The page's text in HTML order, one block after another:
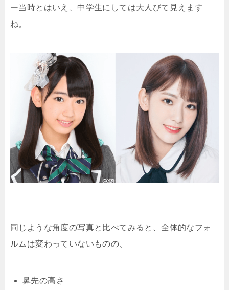
ー当時とはいえ、中学生にしては大人びて見えます
ね。
同じような角度の写真と比べてみると、全体的なフォ
ルムは変わっていないものの、
鼻先の高さ